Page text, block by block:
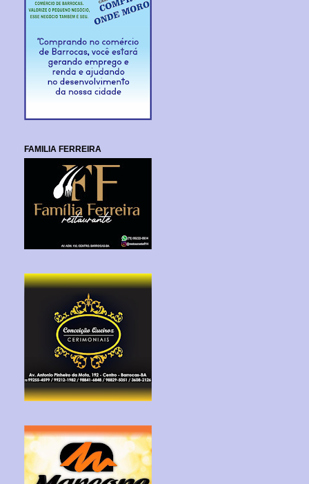
FAMILIA FERREIRA